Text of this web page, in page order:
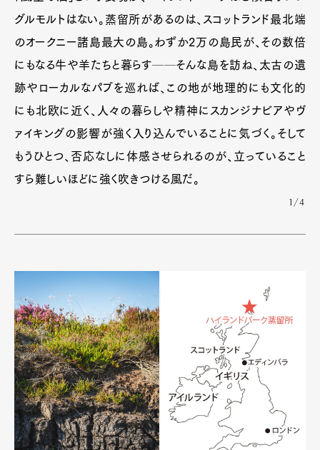
グルモルトはない。蒸留所があるのは、スコットランド最北端
のオークニー諸島最大の島。わずか2万の島民が、その数倍
にもなる牛や羊たちと暮らす──そんな島を訪ね、太古の遺
跡やローカルなパブを巡れば、この地が地理的にも文化的
にも北欧に近く、人々の暮らしや精神にスカンジナビアやヴ
ァイキングの影響が強く入り込んでいることに気づく。そして
もうひとつ、否応なしに体感させられるのが、立っていること
すら難しいほどに強く吹きつける風だ。
1/4